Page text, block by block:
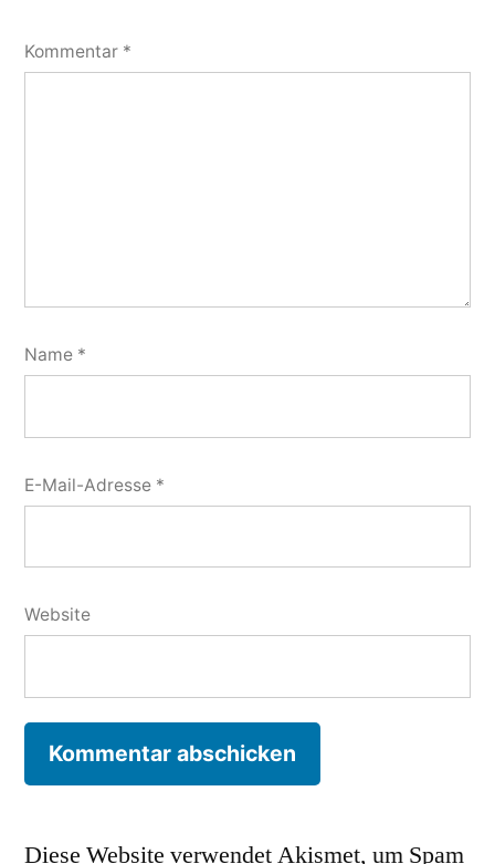
Kommentar *
Name *
E-Mail-Adresse *
Website
Diese Website verwendet Akismet, um Spam